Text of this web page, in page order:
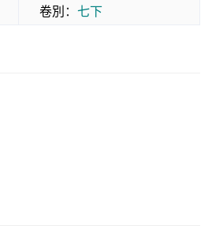
卷別： 七下